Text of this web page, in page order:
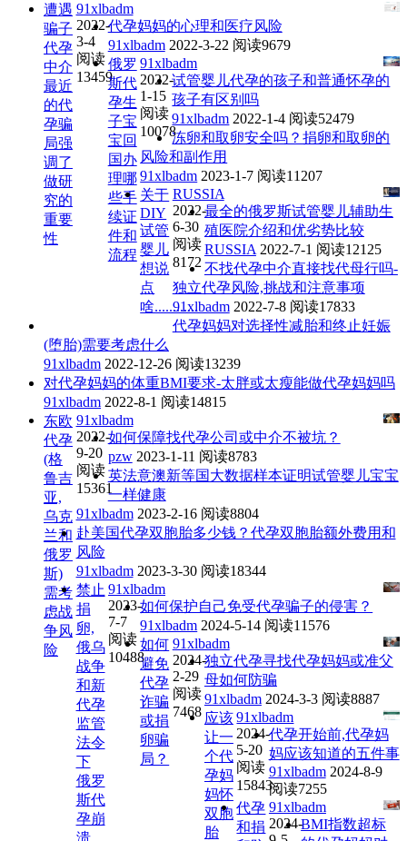
遭遇
骗子
代孕
中介
最近
的代
孕骗
局强
调了
做研
究的
重要
性
91xlbadm
2022-
3-4
阅读
13459
代孕妈妈的心理和医疗风险
91xlbadm 2022-3-22 阅读9679
俄罗
斯代
孕生
子宝
宝回
国办
理哪
些手
续证
件和
流程
91xlbadm
2022-
1-15
阅读
10078
试管婴儿代孕的孩子和普通怀孕的
孩子有区别吗
91xlbadm 2022-1-4 阅读52479
冻卵和取卵安全吗？捐卵和取卵的
风险和副作用
91xlbadm 2023-1-7 阅读11207
关于
DIY
试管
婴儿
想说
点
啥............
RUSSIA
2022-
6-30
阅读
8172
最全的俄罗斯试管婴儿辅助生
殖医院介绍和优劣势比较
RUSSIA 2022-7-1 阅读12125
不找代孕中介直接找代母行吗-
独立代孕风险,挑战和注意事项
91xlbadm 2022-7-8 阅读17833
代孕妈妈对选择性减胎和终止妊娠
(堕胎)需要考虑什么
91xlbadm 2022-12-26 阅读13239
对代孕妈妈的体重BMI要求-太胖或太瘦能做代孕妈妈吗
91xlbadm 2022-8-1 阅读14815
东欧
代孕
(格
鲁吉
亚,
乌克
兰和
俄罗
斯)
需考
虑战
争风
险
91xlbadm
2022-
9-20
阅读
15361
如何保障找代孕公司或中介不被坑？
pzw 2023-1-11 阅读8783
英法意澳新等国大数据样本证明试管婴儿宝宝
一样健康
91xlbadm 2023-2-16 阅读8804
赴美国代孕双胞胎多少钱？代孕双胞胎额外费用和
风险
91xlbadm 2023-3-30 阅读18344
禁止
捐
卵,
俄乌
战争
和新
代孕
监管
法令
下
俄罗
斯代
孕崩
91xlbadm
2023-
7-7
阅读
10488
如何保护自己免受代孕骗子的侵害？
91xlbadm 2024-5-14 阅读11576
如何
避免
代孕
诈骗
或捐
卵骗
局？
91xlbadm
2024-
2-29
阅读
7468
独立代孕寻找代孕妈妈或准父
母如何防骗
91xlbadm 2024-3-3 阅读8887
应该
让一
个代
孕妈
妈怀
双胞
胎
91xlbadm
2024-
5-20
阅读
15843
代孕开始前,代孕妈
妈应该知道的五件事
91xlbadm 2024-8-9
阅读7255
代孕
和捐
91xlbadm
2024-BMI指数超标